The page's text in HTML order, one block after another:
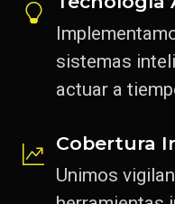
sistemas
actuar a
Cobertura
Unimos